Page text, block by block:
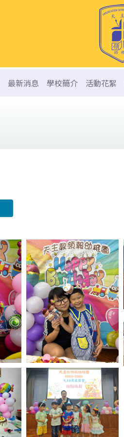
最新消息 學校簡介 活動花絮